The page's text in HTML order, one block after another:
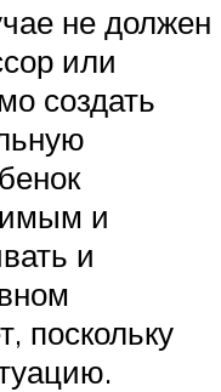
не должен
или
создать
и
и
поскольку